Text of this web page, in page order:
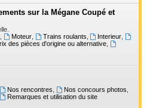
sur la Mégane Coupé et
Moteur, Trains roulants Interieur
des pièces d'origine ou alternative,
Nos rencontres Nos concours photos
Remarques et utilisation du site